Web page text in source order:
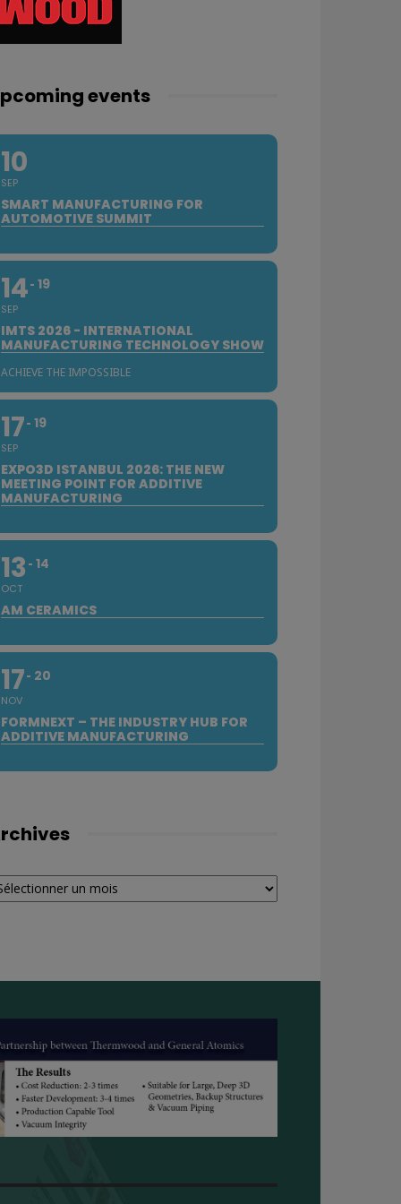
events
10
SEP
SMART MANUFACTURING FOR
AUTOMOTIVE SUMMIT
14
SEP
19
IMTS 2026 - INTERNATIONAL
MANUFACTURING TECHNOLOGY SHOW
ACHIEVE THE IMPOSSIBLE
17
SEP
19
EXPO3D ISTANBUL 2026: THE NEW
MEETING POINT FOR ADDITIVE
MANUFACTURING
13
OCT
14
AM CERAMICS
17
NOV
20
FORMNEXT – THE INDUSTRY HUB FOR
ADDITIVE MANUFACTURING